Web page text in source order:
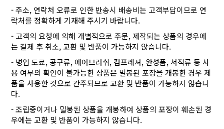
- 주소, 연락처 오류로 인한 반송시 배송비는 고객부담이므로 연
락처를 정확하게 기재해 주시기 바랍니다.
- 고객의 요청에 의해 개별적으로 주문, 제작되는 상품의 경우에
는 결제 후 취소, 교환 및 반품이 가능하지 않습니다.
- 병입 도료, 공구류, 에어브러쉬, 컴프레셔, 완성품, 서적류 등 사
용 여부의 확인이 불가능한 상품은 밀봉된 포장을 개봉한 경우 제
품을 사용한 것으로 간주되므로 교환 및 반품이 가능하지 않습니
다.
- 조립중이거나 밀봉된 상품을 개봉하여 상품의 포장이 훼손된 경
우에는 교환 및 반품이 가능하지 않습니다.